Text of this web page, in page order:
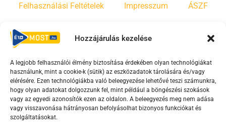
Hozzájárulás kezelése
A legjobb felhasználói élmény biztosítása érdekében olyan technológiákat
használunk, mint a cookie-k (sütik) az eszközadatok tárolására és/vagy
elérésére. Ezen technológiákba való beleegyezése lehetővé teszi számunkra,
hogy olyan adatokat dolgozzunk fel, mint például a böngészési szokások
vagy az egyedi azonosítók ezen az oldalon. A beleegyezés meg nem adása
vagy visszavonása hátrányosan befolyásolhat bizonyos funkciókat és
szolgáltatásokat.
Felhasználási Feltételek Impresszum ÁSZF
Irányelvek
F
a
c
e
b
Y
o
u
t
u
T
i
k
t